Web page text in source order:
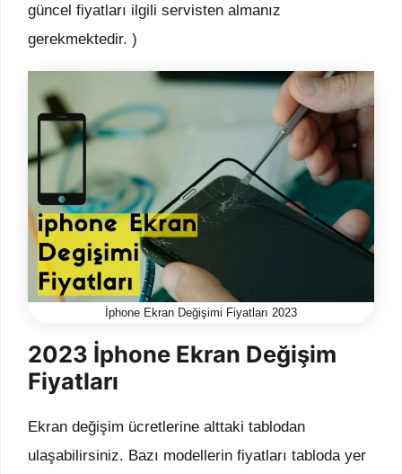
güncel fiyatları ilgili servisten almanız
gerekmektedir. )
İphone Ekran Değişimi Fiyatları 2023
2023 İphone Ekran Değişim
Fiyatları
Ekran değişim ücretlerine alttaki tablodan
ulaşabilirsiniz. Bazı modellerin fiyatları tabloda yer